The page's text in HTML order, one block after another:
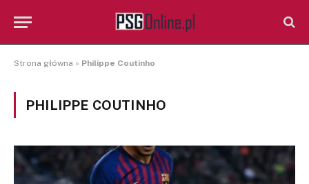
Strona główna » Philippe Coutinho
PHILIPPE COUTINHO